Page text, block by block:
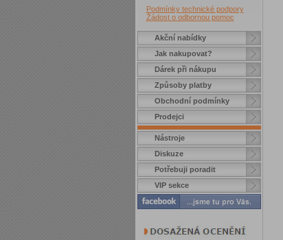
Podmínky technické podpory
Žádost o odbornou pomoc
Akční nabídky
Jak nakupovat?
Dárek při nákupu
Způsoby platby
Obchodní podmínky
Prodejci
Nástroje
Diskuze
Potřebuji poradit
VIP sekce